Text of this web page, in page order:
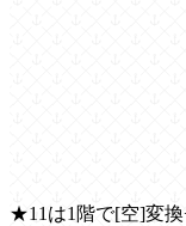
★11は1階で[空]変換